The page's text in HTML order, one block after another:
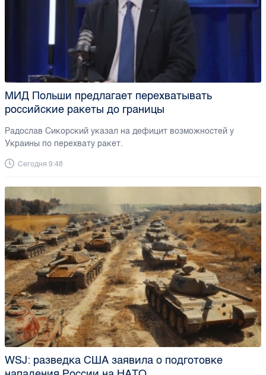
МИД Польши предлагает перехватывать
российские ракеты до границы
Радослав Сикорский указал на дефицит возможностей у
Украины по перехвату ракет.
Сегодня 9:48
WSJ: разведка США заявила о подготовке